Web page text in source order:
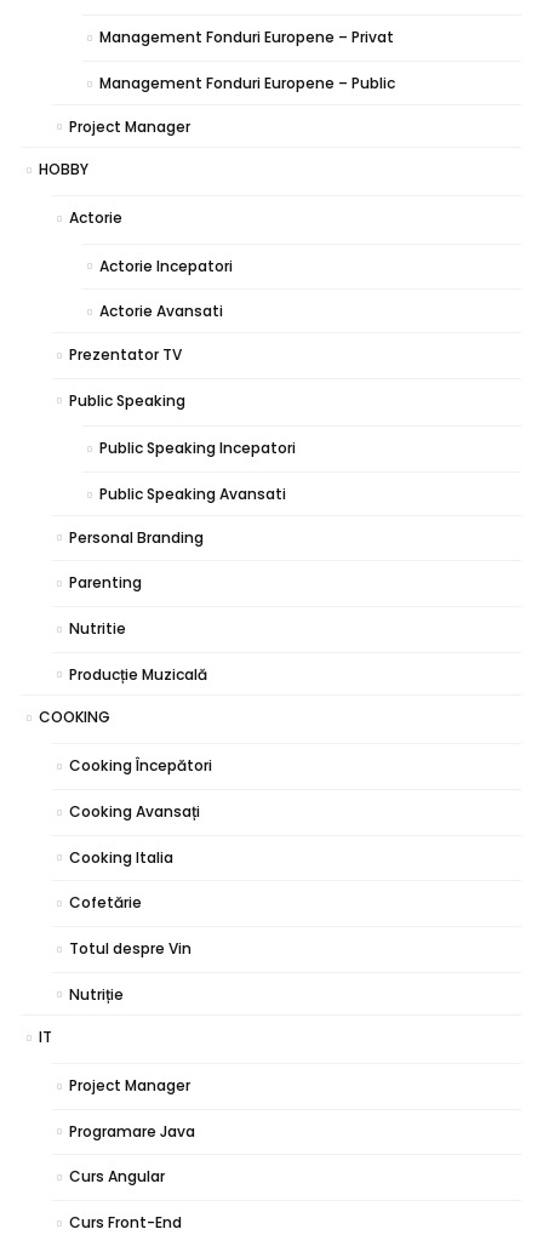
Management Fonduri Europene – Privat
Management Fonduri Europene – Public
Project Manager
HOBBY
Actorie
Actorie Incepatori
Actorie Avansati
Prezentator TV
Public Speaking
Public Speaking Incepatori
Public Speaking Avansati
Personal Branding
Parenting
Nutritie
Producție Muzicală
COOKING
Cooking Începători
Cooking Avansați
Cooking Italia
Cofetărie
Totul despre Vin
Nutriție
IT
Project Manager
Programare Java
Curs Angular
Curs Front-End